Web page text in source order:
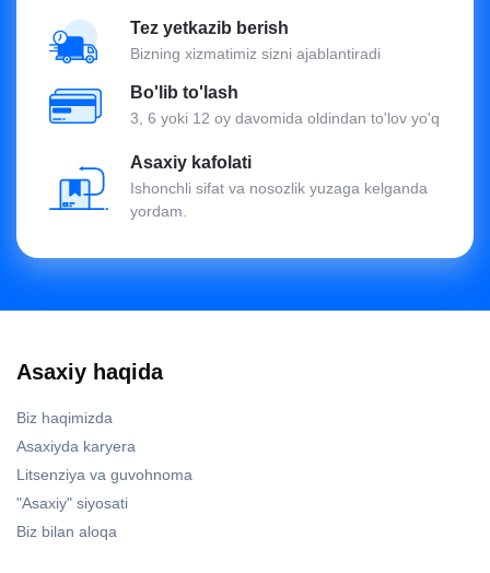
Tez yetkazib berish
Bizning xizmatimiz sizni ajablantiradi
Bo'lib to'lash
3, 6 yoki 12 oy davomida oldindan to'lov yo'q
Asaxiy kafolati
Ishonchli sifat va nosozlik yuzaga kelganda
yordam.
Asaxiy haqida
Biz haqimizda
Asaxiyda karyera
Litsenziya va guvohnoma
"Asaxiy" siyosati
Biz bilan aloqa